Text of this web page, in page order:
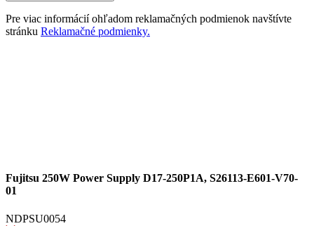
Pre viac informácií ohľadom reklamačných podmienok navštívte
stránku Reklamačné podmienky.
Fujitsu 250W Power Supply D17-250P1A, S26113-E601-V70-
01
NDPSU0054